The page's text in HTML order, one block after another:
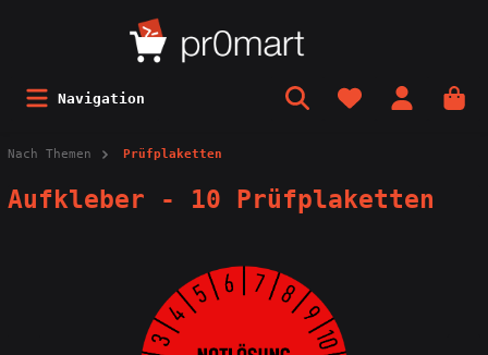
Navigation
Nach Themen Prüfplaketten
Aufkleber - 10 Prüfplaketten